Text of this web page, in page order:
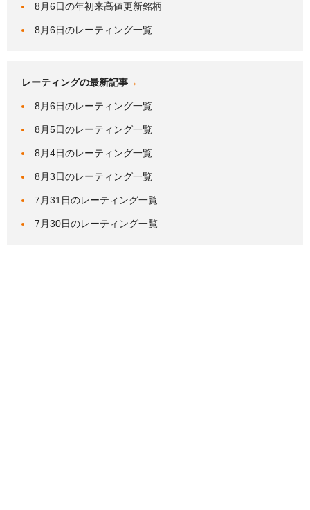
8月6日の年初来高値更新銘柄
8月6日のレーティング一覧
レーティングの最新記事→
8月6日のレーティング一覧
8月5日のレーティング一覧
8月4日のレーティング一覧
8月3日のレーティング一覧
7月31日のレーティング一覧
7月30日のレーティング一覧